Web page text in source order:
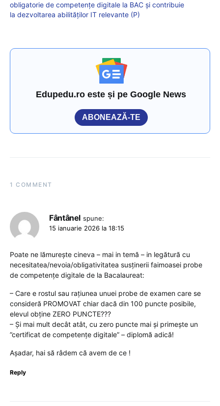
obligatorie de competențe digitale la BAC și contribuie
la dezvoltarea abilităților IT relevante (P)
Edupedu.ro este și pe Google News
ABONEAZĂ-TE
1 COMMENT
Fântânel spune:
15 ianuarie 2026 la 18:15
Poate ne lămurește cineva – mai in temă – in legătură cu
necesitatea/nevoia/obligativitatea susținerii faimoasei probe
de competențe digitale de la Bacalaureat:
– Care e rostul sau rațiunea unuei probe de examen care se
consideră PROMOVAT chiar dacă din 100 puncte posibile,
elevul obține ZERO PUNCTE???
– Și mai mult decât atât, cu zero puncte mai și primește un
”certificat de competențe digitale” – diplomă adică!
Așadar, hai să râdem că avem de ce !
Reply